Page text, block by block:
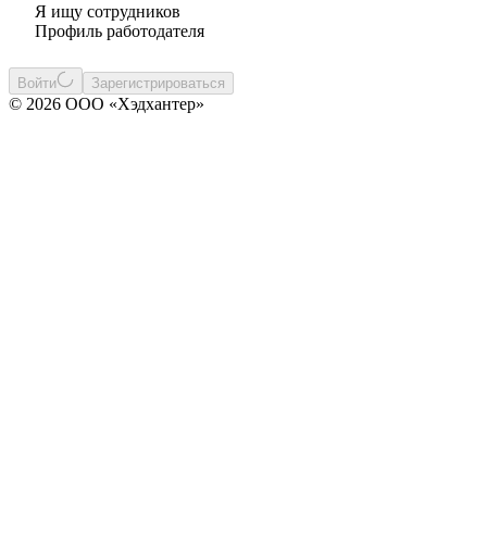
Я ищу сотрудников
Профиль работодателя
Войти Зарегистрироваться
© 2026 ООО «Хэдхантер»